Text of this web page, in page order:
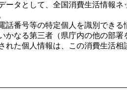
ータとして、全国消費生活情報
話番号等の特定個人を識別でき
かなる第三者（県庁内の他の部署
れた個人情報は、この消費生活